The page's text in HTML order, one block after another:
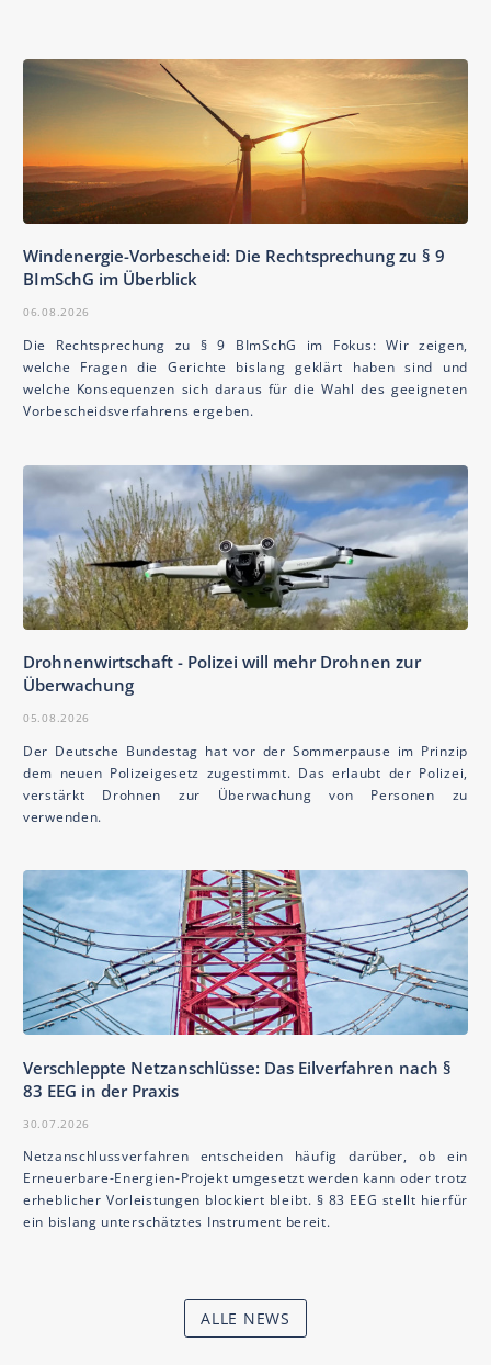
Windenergie-Vorbescheid: Die Rechtsprechung zu § 9
BImSchG im Überblick
06.08.2026
Die Rechtsprechung zu § 9 BImSchG im Fokus: Wir zeigen,
welche Fragen die Gerichte bislang geklärt haben sind und
welche Konsequenzen sich daraus für die Wahl des geeigneten
Vorbescheidsverfahrens ergeben.
Drohnenwirtschaft - Polizei will mehr Drohnen zur
Überwachung
05.08.2026
Der Deutsche Bundestag hat vor der Sommerpause im Prinzip
dem neuen Polizeigesetz zugestimmt. Das erlaubt der Polizei,
verstärkt Drohnen zur Überwachung von Personen zu
verwenden.
Verschleppte Netzanschlüsse: Das Eilverfahren nach §
83 EEG in der Praxis
30.07.2026
Netzanschlussverfahren entscheiden häufig darüber, ob ein
Erneuerbare-Energien-Projekt umgesetzt werden kann oder trotz
erheblicher Vorleistungen blockiert bleibt. § 83 EEG stellt hierfür
ein bislang unterschätztes Instrument bereit.
ALLE NEWS